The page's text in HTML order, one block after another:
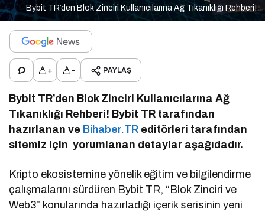
Bybit TR’den Blok Zinciri Kullanıcılarına Ağ Tıkanıklığı Rehberi!
+ - PAYLAŞ
Bybit TR’den Blok Zinciri Kullanıcılarına Ağ
Tıkanıklığı Rehberi! Bybit TR tarafından
hazırlanan ve Bihaber.TR editörleri tarafından
sitemiz için yorumlanan detaylar aşağıdadır.
Kripto ekosistemine yönelik eğitim ve bilgilendirme
çalışmalarını sürdüren Bybit TR, “Blok Zinciri ve
Web3” konularında hazırladığı içerik serisinin yeni